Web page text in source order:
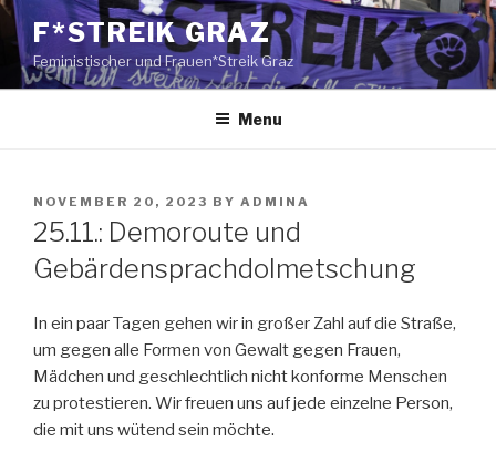
Skip
content
F*STREIK GRAZ
Feministischer und Frauen*Streik Graz
Menu
POSTED
ON
NOVEMBER 20, 2023 BY ADMINA
25.11.: Demoroute und
Gebärdensprachdolmetschung
In ein paar Tagen gehen wir in großer Zahl auf die Straße,
um gegen alle Formen von Gewalt gegen Frauen,
Mädchen und geschlechtlich nicht konforme Menschen
zu protestieren. Wir freuen uns auf jede einzelne Person,
die mit uns wütend sein möchte.